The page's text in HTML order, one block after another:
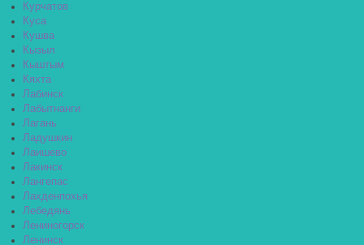
Курчатов
Куса
Кушва
Кызыл
Кыштым
Кяхта
Лабинск
Лабытнанги
Лагань
Ладушкин
Лаишево
Лакинск
Лангепас
Лахденпохья
Лебедянь
Лениногорск
Ленинск